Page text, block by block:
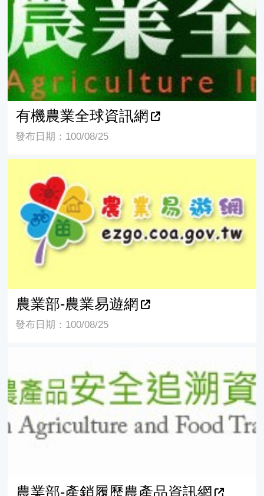
有機農業全球資訊網
發布日期：100/08/25
農業部-農業易遊網
發布日期：100/08/25
農業部-產銷履歷農產品資訊網